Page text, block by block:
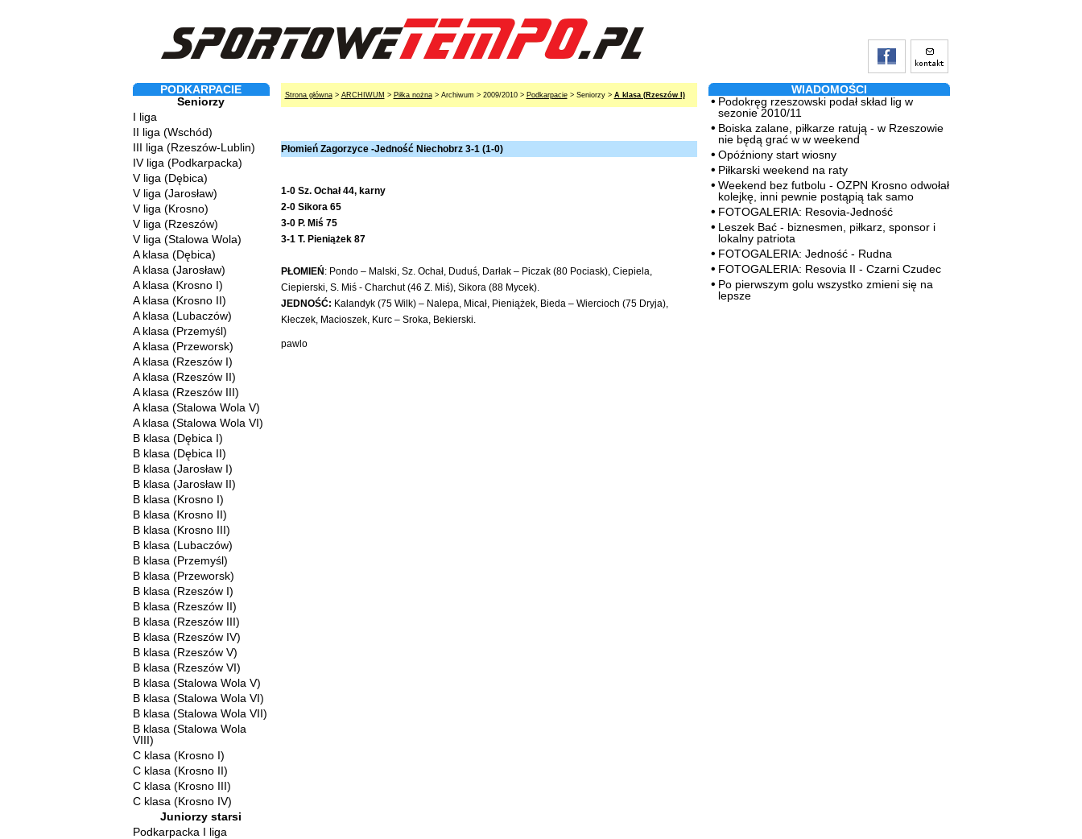
PODKARPACIE
Seniorzy
I liga
II liga (Wschód)
III liga (Rzeszów-Lublin)
IV liga (Podkarpacka)
V liga (Dębica)
V liga (Jarosław)
V liga (Krosno)
V liga (Rzeszów)
V liga (Stalowa Wola)
A klasa (Dębica)
A klasa (Jarosław)
A klasa (Krosno I)
A klasa (Krosno II)
A klasa (Lubaczów)
A klasa (Przemyśl)
A klasa (Przeworsk)
A klasa (Rzeszów I)
A klasa (Rzeszów II)
A klasa (Rzeszów III)
A klasa (Stalowa Wola V)
A klasa (Stalowa Wola VI)
B klasa (Dębica I)
B klasa (Dębica II)
B klasa (Jarosław I)
B klasa (Jarosław II)
B klasa (Krosno I)
B klasa (Krosno II)
B klasa (Krosno III)
B klasa (Lubaczów)
B klasa (Przemyśl)
B klasa (Przeworsk)
B klasa (Rzeszów I)
B klasa (Rzeszów II)
B klasa (Rzeszów III)
B klasa (Rzeszów IV)
B klasa (Rzeszów V)
B klasa (Rzeszów VI)
B klasa (Stalowa Wola V)
B klasa (Stalowa Wola VI)
B klasa (Stalowa Wola VII)
B klasa (Stalowa Wola
VIII)
C klasa (Krosno I)
C klasa (Krosno II)
C klasa (Krosno III)
C klasa (Krosno IV)
Juniorzy starsi
Podkarpacka I liga
Strona główna> ARCHIWUM > Piłka nożna> Archiwum > 2009/2010 > Podkarpacie> Seniorzy > A klasa (Rzeszów I)
Płomień Zagorzyce -Jedność Niechobrz 3-1 (1-0)
1-0 Sz. Ochał 44, karny
2-0 Sikora 65
3-0 P. Miś 75
3-1 T. Pieniążek 87
PŁOMIEŃ : Pondo – Malski, Sz. Ochał, Duduś, Darłak – Piczak (80 Pociask), Ciepiela,
Ciepierski, S. Miś - Charchut (46 Z. Miś), Sikora (88 Mycek).
JEDNOŚĆ: Kalandyk (75 Wilk) – Nalepa, Micał, Pieniążek, Bieda – Wiercioch (75 Dryja),
Kłeczek, Macioszek, Kurc – Sroka, Bekierski.
pawlo
WIADOMOŚCI
Podokręg rzeszowski podał skład lig w
sezonie 2010/11
Boiska zalane, piłkarze ratują - w Rzeszowie
nie będą grać w w weekend
Opóźniony start wiosny
Piłkarski weekend na raty
Weekend bez futbolu - OZPN Krosno odwołał
kolejkę, inni pewnie postąpią tak samo
FOTOGALERIA: Resovia-Jedność
Leszek Bać - biznesmen, piłkarz, sponsor i
lokalny patriota
FOTOGALERIA: Jedność - Rudna
FOTOGALERIA: Resovia II - Czarni Czudec
Po pierwszym golu wszystko zmieni się na
lepsze